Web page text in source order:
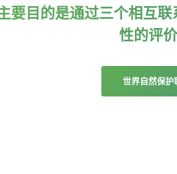
要目的是通过三个相互
性的评
世界自然保护